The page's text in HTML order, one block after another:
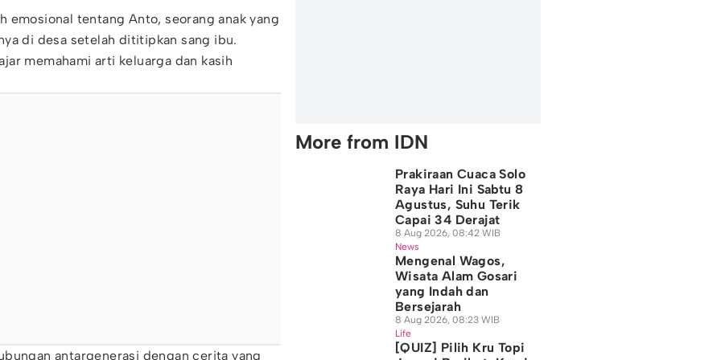
emosional tentang Anto, seorang anak yang
di desa setelah dititipkan sang ibu.
memahami arti keluarga dan kasih
antargenerasi dengan cerita yang
More from IDN
Prakiraan Cuaca Solo
Raya Hari Ini Sabtu 8
Agustus, Suhu Terik
Capai 34 Derajat
8 Aug 2026, 08:42 WIB
News
Mengenal Wagos,
Wisata Alam Gosari
yang Indah dan
Bersejarah
8 Aug 2026, 08:23 WIB
Life
[QUIZ] Pilih Kru Topi